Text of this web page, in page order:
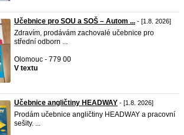
Učebnice pro SOU a SOŠ – Autom ... - [1.8. 2026]
Zdravím, prodávám zachovalé učebnice pro
střední odborn ...
Olomouc - 779 00
V textu
Učebnice angličtiny HEADWAY - [1.8. 2026]
Prodám učebnice angličtiny HEADWAY a pracovní
sešity. ...